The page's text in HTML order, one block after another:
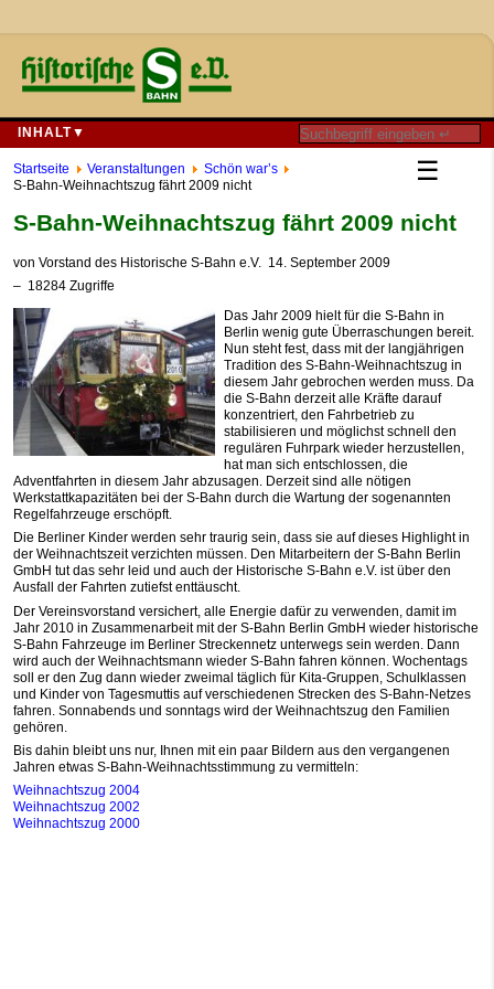
INHALT▼
☰
Startseite Veranstaltungen
Schön war’s
S-Bahn-Weihnachtszug fährt 2009 nicht
S-Bahn-Weihnachtszug fährt 2009 nicht
von Vorstand des Historische S-Bahn e.V. 14. September 2009
– 18284 Zugriffe
Das Jahr 2009 hielt für die S-Bahn in
Berlin wenig gute Überraschungen bereit.
Nun steht fest, dass mit der langjährigen
Tradition des S-Bahn-Weihnachtszug in
diesem Jahr gebrochen werden muss. Da
die S-Bahn derzeit alle Kräfte darauf
konzentriert, den Fahrbetrieb zu
stabilisieren und möglichst schnell den
regulären Fuhrpark wieder herzustellen,
hat man sich entschlossen, die
Adventfahrten in diesem Jahr abzusagen. Derzeit sind alle nötigen
Werkstattkapazitäten bei der S-Bahn durch die Wartung der sogenannten
Regelfahrzeuge erschöpft.
Die Berliner Kinder werden sehr traurig sein, dass sie auf dieses Highlight in
der Weihnachtszeit verzichten müssen. Den Mitarbeitern der S-Bahn Berlin
GmbH tut das sehr leid und auch der Historische S-Bahn e.V. ist über den
Ausfall der Fahrten zutiefst enttäuscht.
Der Vereinsvorstand versichert, alle Energie dafür zu verwenden, damit im
Jahr 2010 in Zusammenarbeit mit der S-Bahn Berlin GmbH wieder historische
S-Bahn Fahrzeuge im Berliner Streckennetz unterwegs sein werden. Dann
wird auch der Weihnachtsmann wieder S-Bahn fahren können. Wochentags
soll er den Zug dann wieder zweimal täglich für Kita-Gruppen, Schulklassen
und Kinder von Tagesmuttis auf verschiedenen Strecken des S-Bahn-Netzes
fahren. Sonnabends und sonntags wird der Weihnachtszug den Familien
gehören.
Bis dahin bleibt uns nur, Ihnen mit ein paar Bildern aus den vergangenen
Jahren etwas S-Bahn-Weihnachtsstimmung zu vermitteln:
Weihnachtszug 2004
Weihnachtszug 2002
Weihnachtszug 2000